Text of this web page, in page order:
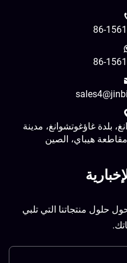
بلدة غاؤغوتشوانغ، مدينة
هيباي، الصين
منتجاتنا التي تلبي